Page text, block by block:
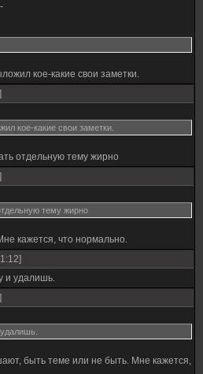
кое-какие свои заметки.
кое-какие свои заметки.
отдельную тему жирно
тему жирно
кажется, что нормально.
и удалишь.
быть теме или не быть. Мне кажется,